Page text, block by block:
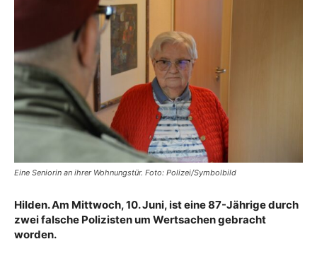
Eine Seniorin an ihrer Wohnungstür. Foto: Polizei/Symbolbild
Hilden. Am Mittwoch, 10. Juni, ist eine 87-Jährige durch
zwei falsche Polizisten um Wertsachen gebracht
worden.